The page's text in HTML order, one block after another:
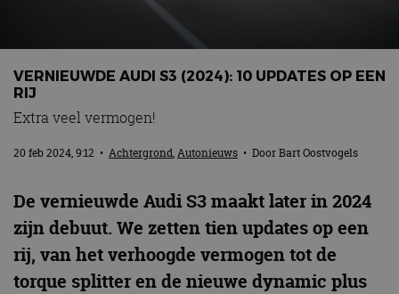
MotorRAI.nl
VERNIEUWDE AUDI S3 (2024): 10 UPDATES OP EEN
RIJ
Extra veel vermogen!
20 feb 2024, 9:12 • Achtergrond,Autonieuws • DoorBart Oostvogels
De vernieuwde Audi S3 maakt later in 2024
zijn debuut. We zetten tien updates op een
rij, van het verhoogde vermogen tot de
torque splitter en de nieuwe dynamic plus